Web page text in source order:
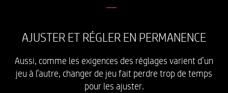
AJUSTER ET RÉGLER EN PERMANENCE
Aussi, comme les exigences des réglages varient d’un
jeu à l’autre, changer de jeu fait perdre trop de temps
pour les ajuster.